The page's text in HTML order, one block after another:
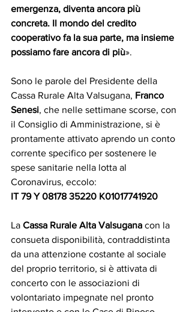
emergenza, diventa ancora più
concreta. Il mondo del credito
cooperativo fa la sua parte, ma insieme
possiamo fare ancora di più».
Sono le parole del Presidente della
Cassa Rurale Alta Valsugana, Franco
Senesi, che nelle settimane scorse, con
il Consiglio di Amministrazione, si è
prontamente attivato aprendo un conto
corrente specifico per sostenere le
spese sanitarie nella lotta al
Coronavirus, eccolo:
IT 79 Y 08178 35220 K01017741920
La Cassa Rurale Alta Valsugana con la
consueta disponibilità, contraddistinta
da una attenzione costante al sociale
del proprio territorio, si è attivata di
concerto con le associazioni di
volontariato impegnate nel pronto